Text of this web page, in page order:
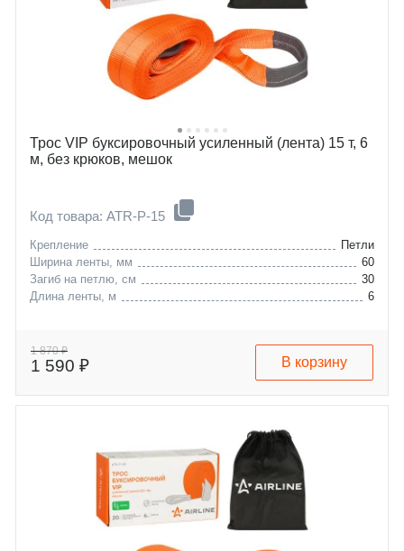
Трос VIP буксировочный усиленный (лента) 15 т, 6
м, без крюков, мешок
Код товара: ATR-P-15
Крепление
Петли
Ширина ленты, мм
60
Загиб на петлю, см
30
Длина ленты, м
6
1 870 ₽
1 590 ₽ В корзину